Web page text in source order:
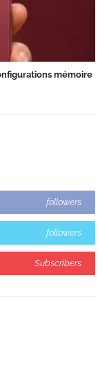
mémoire
followers
followers
Subscribers